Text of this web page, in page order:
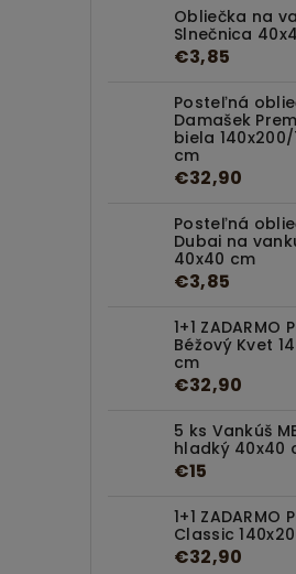
Obliečka na
Slnečnica
€3,85
Posteľná
Damašek
biela
cm
€32,90
Posteľná
Dubai na
40x40 cm
€3,85
1+1 ZADARMO
Béžový Kvet
cm
€32,90
5 ks Vankúš
hladký 40x40
€15
1+1 ZADARMO
Classic
€32,90